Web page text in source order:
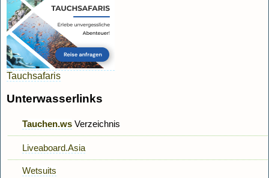
Tauchsafaris
Unterwasserlinks
Tauchen.ws Verzeichnis
Liveaboard.Asia
Wetsuits